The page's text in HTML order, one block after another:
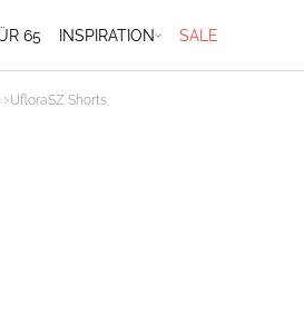
65 INSPIRATION SALE
UfloraSZ Shorts
slide